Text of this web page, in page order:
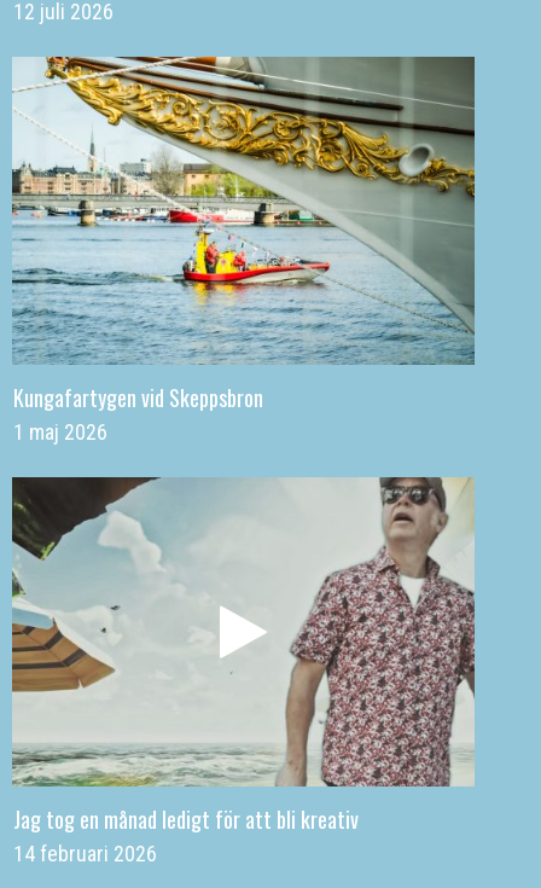
12 juli 2026
Kungafartygen vid Skeppsbron
1 maj 2026
Jag tog en månad ledigt för att bli kreativ
14 februari 2026